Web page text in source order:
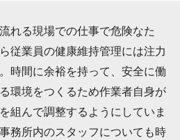
れる現場での仕事で危険なた
従業員の健康維持管理には注力
時間に余裕を持って、安全に働
環境をつくるため作業者自身が
組んで調整するようにしていま
務所内のスタッフについても時